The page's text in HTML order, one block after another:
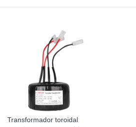
Transformador toroidal